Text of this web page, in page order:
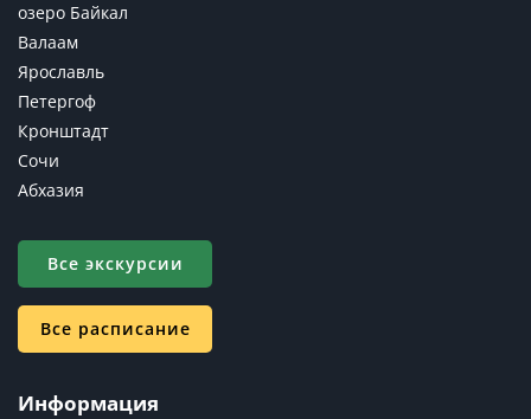
озеро Байкал
Валаам
Ярославль
Петергоф
Кронштадт
Сочи
Абхазия
Все экскурсии
Все расписание
Информация